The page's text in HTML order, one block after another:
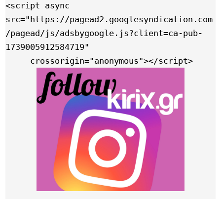
<script async
src="https://pagead2.googlesyndication.com
/pagead/js/adsbygoogle.js?client=ca-pub-
1739005912584719"
     crossorigin="anonymous"></script>